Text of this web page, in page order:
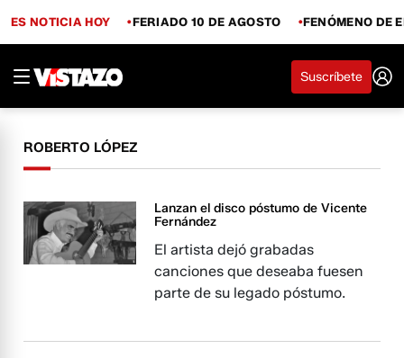
ES NOTICIA HOY FERIADO 10 DE AGOSTO FENÓMENO DE
Suscríbete
ROBERTO LÓPEZ
Lanzan el disco póstumo de Vicente
Fernández
El artista dejó grabadas
canciones que deseaba fuesen
parte de su legado póstumo.